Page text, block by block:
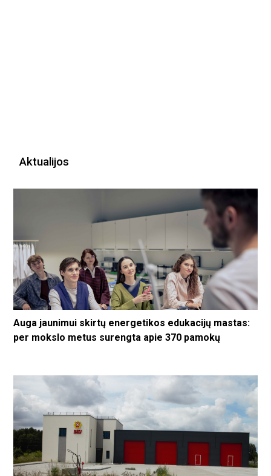
Aktualijos
Auga jaunimui skirtų energetikos edukacijų mastas:
per mokslo metus surengta apie 370 pamokų